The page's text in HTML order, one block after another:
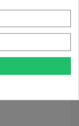
idő
reggel 8